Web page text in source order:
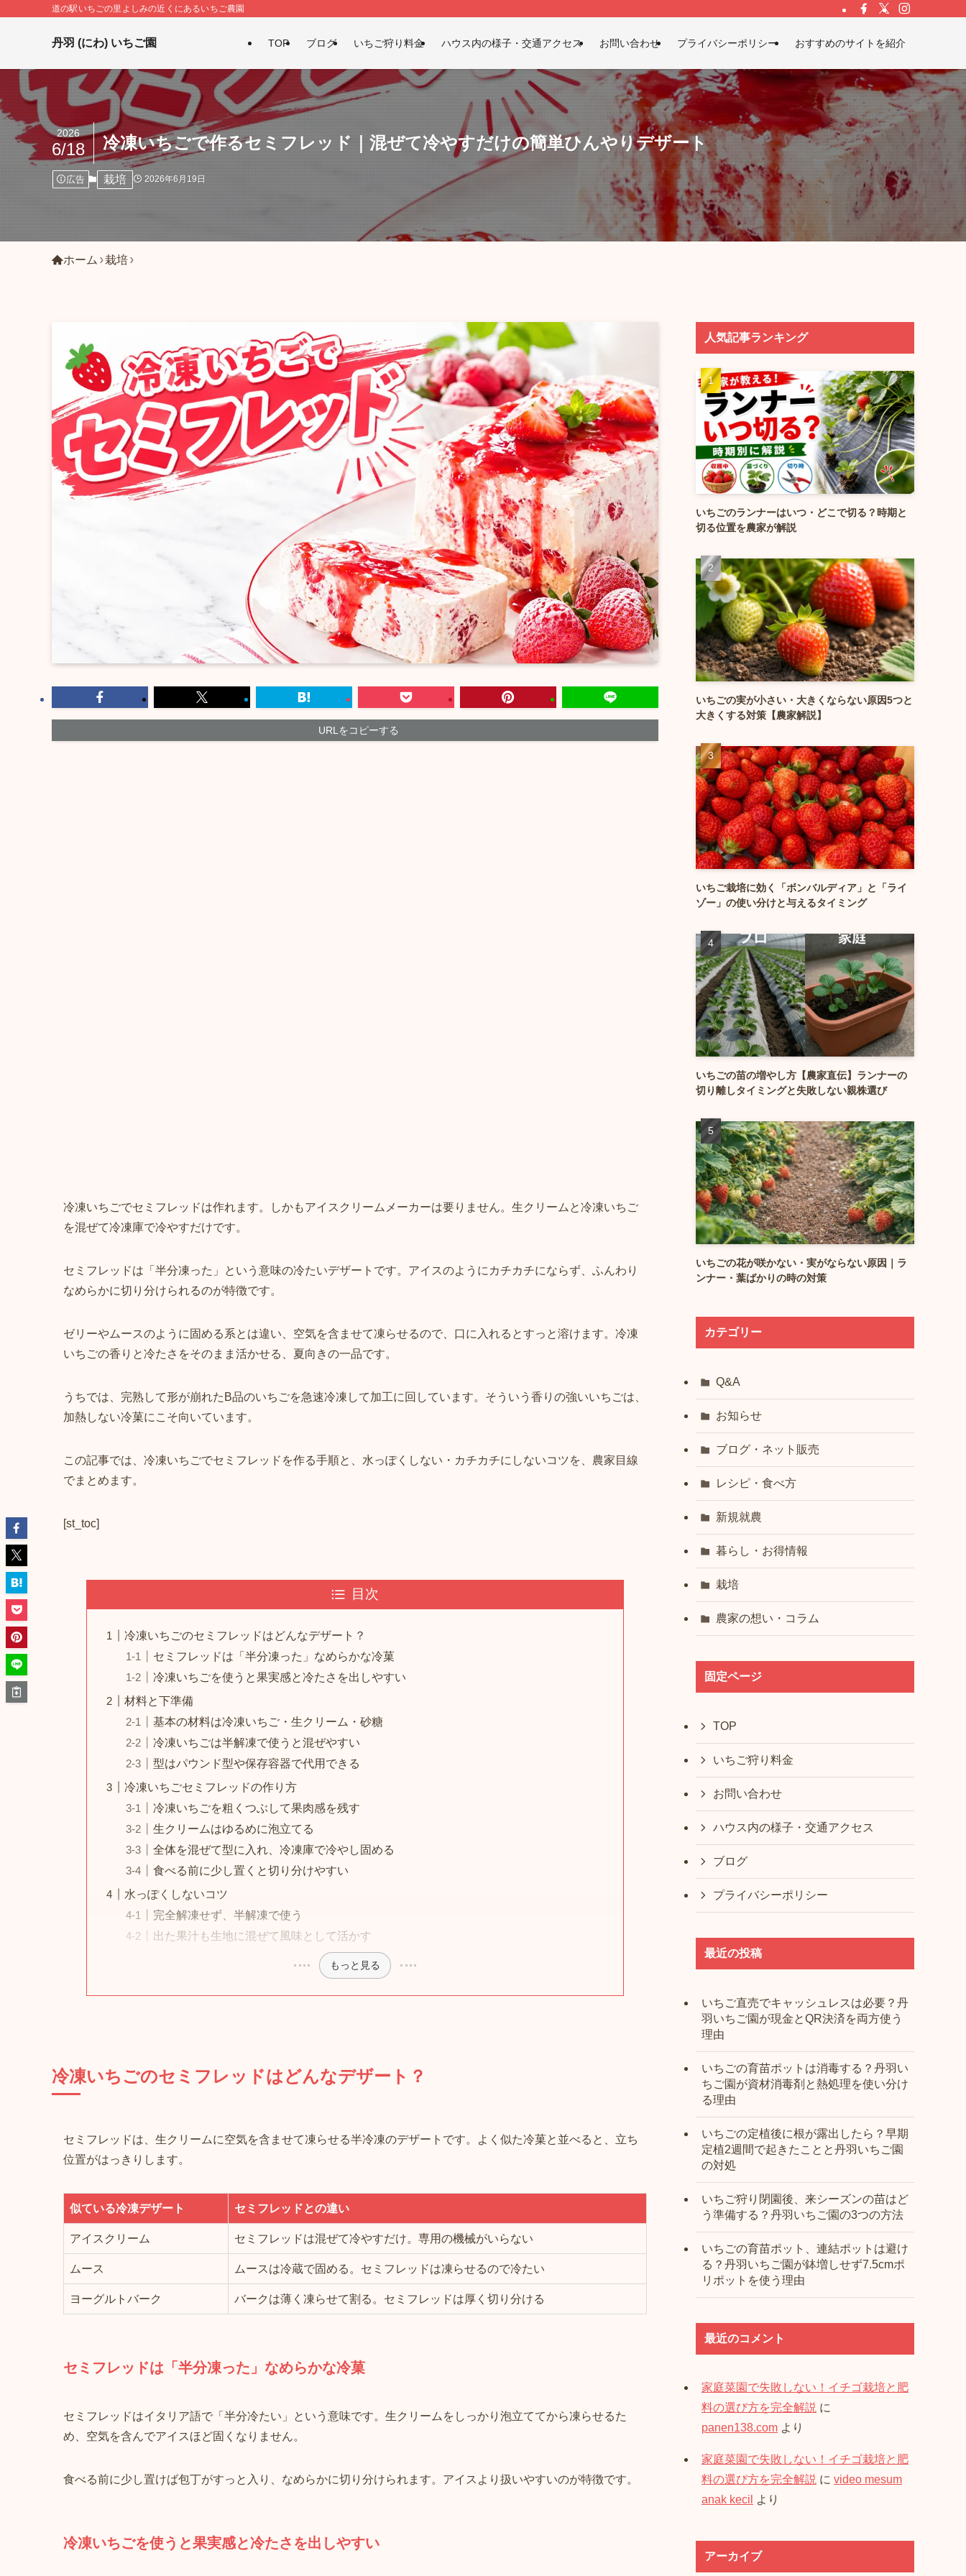
道の駅いちごの里よしみの近くにあるいちご農園
丹羽 (にわ) いちご園 TOP ブログ いちご狩り料金 ハウス内の様子・交通アクセス お問い合わせ プライバシーポリシー おすすめのサイトを紹介
冷凍いちごで作るセミフレッド｜混ぜて冷やすだけの簡単ひんやりデザート
2026
6/18
広告 栽培 2026年6月19日
ホーム 栽培
URLをコピーする
冷凍いちごでセミフレッドは作れます。しかもアイスクリームメーカーは要りません。生クリームと冷凍いちご
を混ぜて冷凍庫で冷やすだけです。
セミフレッドは「半分凍った」という意味の冷たいデザートです。アイスのようにカチカチにならず、ふんわり
なめらかに切り分けられるのが特徴です。
ゼリーやムースのように固める系とは違い、空気を含ませて凍らせるので、口に入れるとすっと溶けます。冷凍
いちごの香りと冷たさをそのまま活かせる、夏向きの一品です。
うちでは、完熟して形が崩れたB品のいちごを急速冷凍して加工に回しています。そういう香りの強いいちごは、
加熱しない冷菓にこそ向いています。
この記事では、冷凍いちごでセミフレッドを作る手順と、水っぽくしない・カチカチにしないコツを、農家目線
でまとめます。
[st_toc]
目次
冷凍いちごのセミフレッドはどんなデザート？
セミフレッドは「半分凍った」なめらかな冷菓
冷凍いちごを使うと果実感と冷たさを出しやすい
材料と下準備
基本の材料は冷凍いちご・生クリーム・砂糖
冷凍いちごは半解凍で使うと混ぜやすい
型はパウンド型や保存容器で代用できる
冷凍いちごセミフレッドの作り方
冷凍いちごを粗くつぶして果肉感を残す
生クリームはゆるめに泡立てる
全体を混ぜて型に入れ、冷凍庫で冷やし固める
食べる前に少し置くと切り分けやすい
水っぽくしないコツ
完全解凍せず、半解凍で使う
出た果汁も生地に混ぜて風味として活かす
もっと見る
冷凍いちごのセミフレッドはどんなデザート？
セミフレッドは、生クリームに空気を含ませて凍らせる半冷凍のデザートです。よく似た冷菓と並べると、立ち
位置がはっきりします。
似ている冷凍デザート セミフレッドとの違い
アイスクリーム セミフレッドは混ぜて冷やすだけ。専用の機械がいらない
ムース ムースは冷蔵で固める。セミフレッドは凍らせるので冷たい
ヨーグルトバーク バークは薄く凍らせて割る。セミフレッドは厚く切り分ける
セミフレッドは「半分凍った」なめらかな冷菓
セミフレッドはイタリア語で「半分冷たい」という意味です。生クリームをしっかり泡立ててから凍らせるた
め、空気を含んでアイスほど固くなりません。
食べる前に少し置けば包丁がすっと入り、なめらかに切り分けられます。アイスより扱いやすいのが特徴です。
冷凍いちごを使うと果実感と冷たさを出しやすい
人気記事ランキング
いちごのランナーはいつ・どこで切る？時期と
切る位置を農家が解説
いちごの実が小さい・大きくならない原因5つと
大きくする対策【農家解説】
いちご栽培に効く「ボンバルディア」と「ライ
ゾー」の使い分けと与えるタイミング
いちごの苗の増やし方【農家直伝】ランナーの
切り離しタイミングと失敗しない親株選び
いちごの花が咲かない・実がならない原因｜ラ
ンナー・葉ばかりの時の対策
カテゴリー
Q&A
お知らせ
ブログ・ネット販売
レシピ・食べ方
新規就農
暮らし・お得情報
栽培
農家の想い・コラム
固定ページ
TOP
いちご狩り料金
お問い合わせ
ハウス内の様子・交通アクセス
ブログ
プライバシーポリシー
最近の投稿
いちご直売でキャッシュレスは必要？丹
羽いちご園が現金とQR決済を両方使う
理由
いちごの育苗ポットは消毒する？丹羽い
ちご園が資材消毒剤と熱処理を使い分け
る理由
いちごの定植後に根が露出したら？早期
定植2週間で起きたことと丹羽いちご園
の対処
いちご狩り閉園後、来シーズンの苗はど
う準備する？丹羽いちご園の3つの方法
いちごの育苗ポット、連結ポットは避け
る？丹羽いちご園が鉢増しせず7.5cmポ
リポットを使う理由
最近のコメント
家庭菜園で失敗しない！イチゴ栽培と肥
料の選び方を完全解説 に
panen138.com より
家庭菜園で失敗しない！イチゴ栽培と肥
料の選び方を完全解説 に video mesum
anak kecil
より
アーカイブ